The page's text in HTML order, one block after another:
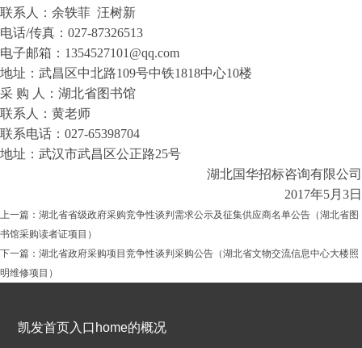
联系人：余轶菲 汪树新
电话/传真：027-87326513
电子邮箱： 1354527101@qq.com
地址：武昌区中北路109号中铁1818中心10楼
采 购 人：湖北省图书馆
联系人：黄老师
联系电话： 027-65398704
地址：武汉市武昌区公正路25号
湖北国华招标咨询有限公司
201 7年5月 3日
上一篇： 湖北省省级政府采购竞争性谈判需求公示及征集供应商名单公告（湖北省图
书馆采购读者证项目）
下一篇： 湖北省政府采购项目竞争性谈判采购公告（湖北省文物交流信息中心大楼照
明维修项目）
凯发首页入口home的概况